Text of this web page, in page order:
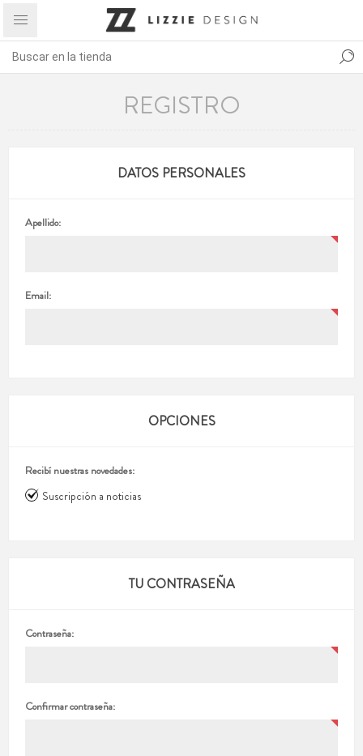
REGISTRO
DATOS PERSONALES
Apellido:
Email:
OPCIONES
Recibí nuestras novedades:
Suscripción a noticias
TU CONTRASEÑA
Contraseña:
Confirmar contraseña: